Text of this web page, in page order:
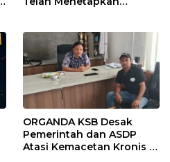
ORGANDA KSB Desak
Pemerintah dan ASDP
Atasi Kemacetan Kronis di